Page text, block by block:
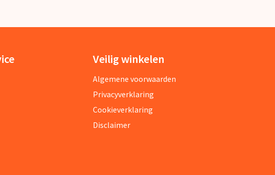
Veilig winkelen
Algemene voorwaarden
Privacyverklaring
Cookieverklaring
Disclaimer